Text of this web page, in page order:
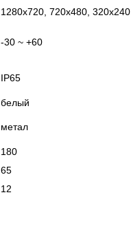
1280х720, 720х480, 320х240
-30 ~ +60
IP65
белый
метал
180
65
12